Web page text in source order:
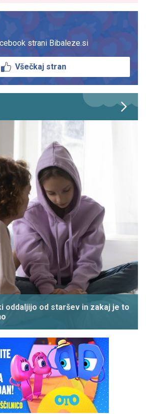
strani Bibaleze.si
Všečkaj stran
oddaljijo od staršev in zakaj je to